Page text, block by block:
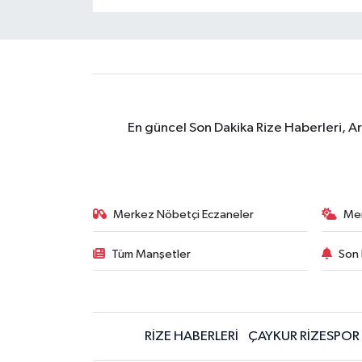
En güncel Son Dakika Rize Haberleri,
Merkez Nöbetçi Eczaneler
Tüm Manşetler Son
RİZE HABERLERİ ÇAYKUR RİZESPOR